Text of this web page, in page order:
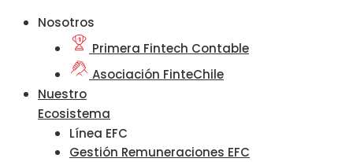
Nosotros
Primera Fintech Contable
Asociación FinteChile
Nuestro
Ecosistema
Línea EFC
Gestión Remuneraciones EFC